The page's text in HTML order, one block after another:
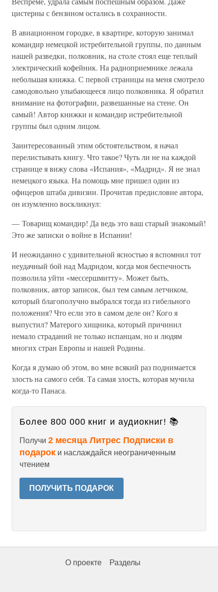
цистерны с бензином остались в сохранности.
В авиационном городке, в квартире, которую занимал
командир немецкой истребительной группы, по данным
нашей разведки, полковник, на столе стоял еще теплый
электрический кофейник. На радиоприемнике лежала
небольшая книжка. С первой страницы на меня смотрело
самодовольно улыбающееся лицо полковника. Я обратил
внимание на фотографии, развешанные на стене. Он
самый! Автор книжки и командир истребительной
группы был одним лицом.
Заинтересованный этим обстоятельством, я начал
перелистывать книгу. Что такое? Чуть ли не на каждой
странице я вижу слова «Испания», «Мадрид». Я не знал
немецкого языка. На помощь мне пришел один из
офицеров штаба дивизии. Прочитав предисловие автора,
он изумленно воскликнул:
— Товарищ командир! Да ведь это ваш старый знакомый!
Это же записки о войне в Испании!
И неожиданно с удивительной ясностью я вспомнил тот
неудачный бой над Мадридом, когда моя беспечность
позволила уйти «мессершмитту». Может быть,
полковник, автор записок, был тем самым летчиком,
который благополучно выбрался тогда из гибельного
положения? Что если это в самом деле он? Кого я
выпустил? Матерого хищника, который причинил
немало страданий не только испанцам, но и людям
многих стран Европы и нашей Родины.
Когда я думаю об этом, во мне всякий раз поднимается
злость на самого себя. Та самая злость, которая мучила
когда-то Панаса.
Более 800 000 книг и аудиокниг! 📚
Получи 2 месяца Литрес Подписки в
подарок и наслаждайся неограниченным
чтением
ПОЛУЧИТЬ ПОДАРОК
О проекте Разделы